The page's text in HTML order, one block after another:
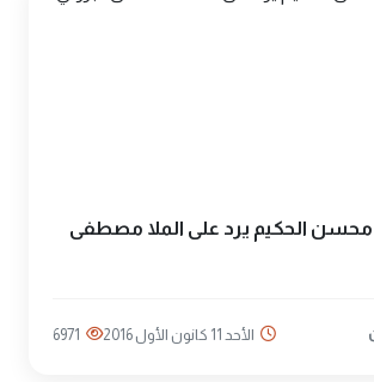
محسن الحكيم يرد على الملا مصطفى
الأحد 11 كانون الأول 2016 6971